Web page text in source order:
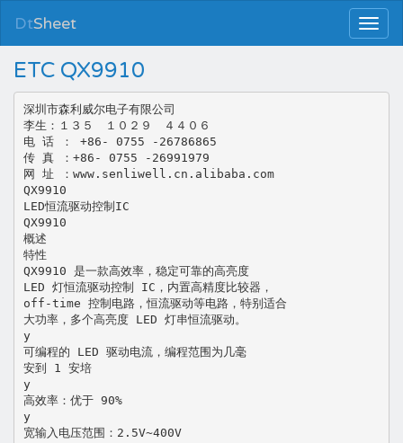
DtSheet
ETC QX9910
深圳市森利威尔电子有限公司
李生：１３５ １０２９ ４４０６
电 话 ： +86- 0755 -26786865
传 真 ：+86- 0755 -26991979
网 址 ：www.senliwell.cn.alibaba.com
QX9910
LED恒流驱动控制IC
QX9910
概述
特性
QX9910 是一款高效率，稳定可靠的高亮度
LED 灯恒流驱动控制 IC，内置高精度比较器，
off-time 控制电路，恒流驱动等电路，特别适合
大功率，多个高亮度 LED 灯串恒流驱动。
y
可编程的 LED 驱动电流，编程范围为几毫
安到 1 安培
y
高效率：优于 90%
y
宽输入电压范围：2.5V~400V